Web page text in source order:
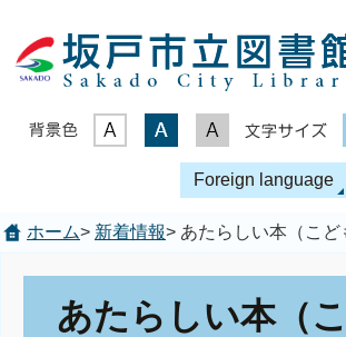
文字サイズ
表示色
Foreign language
ホーム> 新着情報> あたらしい本（こど
あたらしい本（